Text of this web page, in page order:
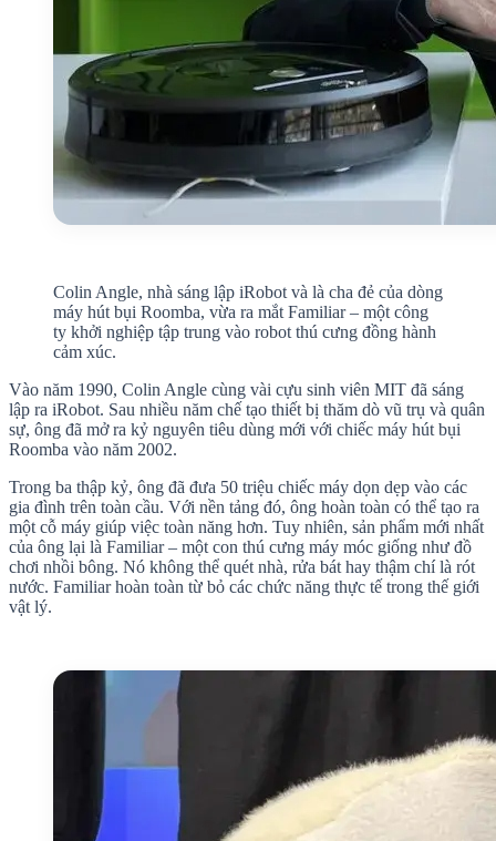
Colin Angle, nhà sáng lập iRobot và là cha đẻ của dòng
máy hút bụi Roomba, vừa ra mắt Familiar – một công
ty khởi nghiệp tập trung vào robot thú cưng đồng hành
cảm xúc.
Vào năm 1990, Colin Angle cùng vài cựu sinh viên MIT đã sáng
lập ra iRobot. Sau nhiều năm chế tạo thiết bị thăm dò vũ trụ và quân
sự, ông đã mở ra kỷ nguyên tiêu dùng mới với chiếc máy hút bụi
Roomba vào năm 2002.
Trong ba thập kỷ, ông đã đưa 50 triệu chiếc máy dọn dẹp vào các
gia đình trên toàn cầu. Với nền tảng đó, ông hoàn toàn có thể tạo ra
một cỗ máy giúp việc toàn năng hơn. Tuy nhiên, sản phẩm mới nhất
của ông lại là Familiar – một con thú cưng máy móc giống như đồ
chơi nhồi bông. Nó không thể quét nhà, rửa bát hay thậm chí là rót
nước. Familiar hoàn toàn từ bỏ các chức năng thực tế trong thế giới
vật lý.